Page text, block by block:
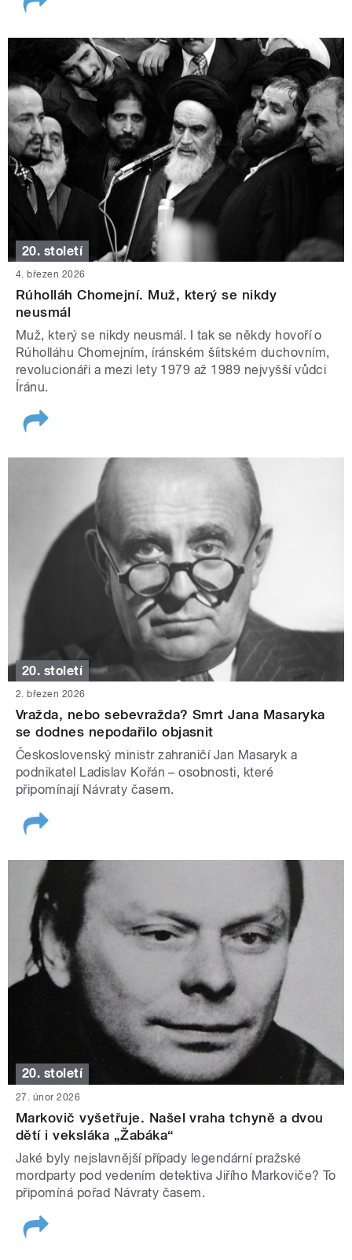
20. století
4. březen 2026
Rúholláh Chomejní. Muž, který se nikdy
neusmál
Muž, který se nikdy neusmál. I tak se někdy hovoří o
Rúholláhu Chomejním, íránském šíitském duchovním,
revolucionáři a mezi lety 1979 až 1989 nejvyšší vůdci
Íránu.
20. století
2. březen 2026
Vražda, nebo sebevražda? Smrt Jana Masaryka
se dodnes nepodařilo objasnit
Československý ministr zahraničí Jan Masaryk a
podnikatel Ladislav Kořán – osobnosti, které
připomínají Návraty časem.
20. století
27. únor 2026
Markovič vyšetřuje. Našel vraha tchyně a dvou
dětí i veksláka „Žabáka“
Jaké byly nejslavnější případy legendární pražské
mordparty pod vedením detektiva Jiřího Markoviče? To
připomíná pořad Návraty časem.